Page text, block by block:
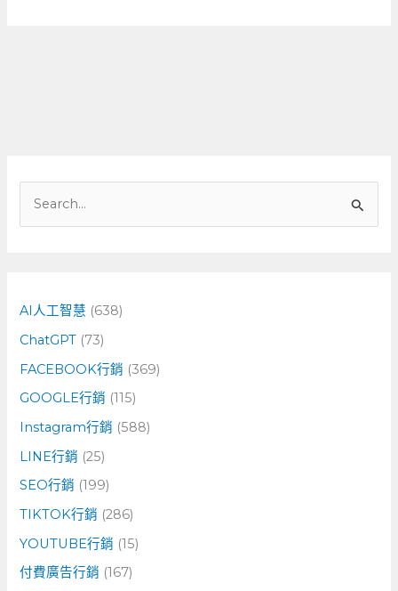
字
:
AI人工智慧 (638)
ChatGPT (73)
FACEBOOK行銷 (369)
GOOGLE行銷 (115)
Instagram行銷 (588)
LINE行銷 (25)
SEO行銷 (199)
TIKTOK行銷 (286)
YOUTUBE行銷 (15)
付費廣告行銷 (167)